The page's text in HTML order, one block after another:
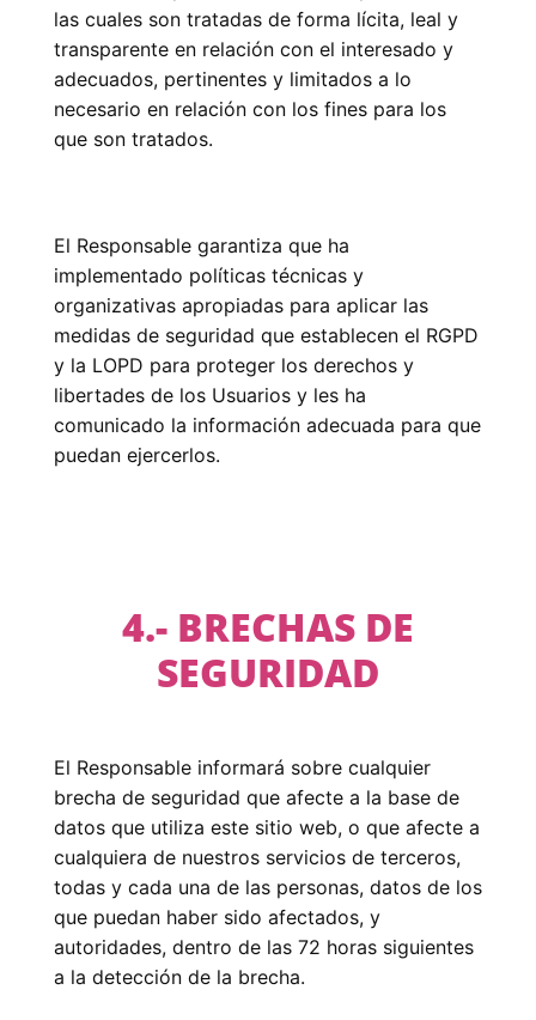
las cuales son tratadas de forma lícita, leal y
transparente en relación con el interesado y
adecuados, pertinentes y limitados a lo
necesario en relación con los fines para los
que son tratados.
El Responsable garantiza que ha
implementado políticas técnicas y
organizativas apropiadas para aplicar las
medidas de seguridad que establecen el RGPD
y la LOPD para proteger los derechos y
libertades de los Usuarios y les ha
comunicado la información adecuada para que
puedan ejercerlos.
4.- BRECHAS DE
SEGURIDAD
El Responsable informará sobre cualquier
brecha de seguridad que afecte a la base de
datos que utiliza este sitio web, o que afecte a
cualquiera de nuestros servicios de terceros,
todas y cada una de las personas, datos de los
que puedan haber sido afectados, y
autoridades, dentro de las 72 horas siguientes
a la detección de la brecha.